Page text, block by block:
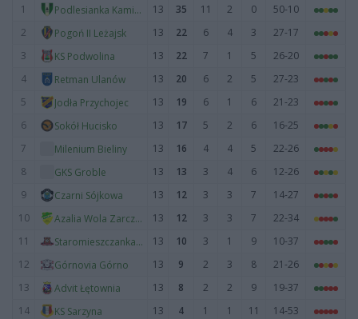
1 Podlesianka Kamień 13 35 11 2 0
50-10
2
Pogoń II Leżajsk 13 22 6 4 3
27-17
3
KS Podwolina 13 22 7 1 5
26-20
4
Retman Ulanów 13 20 6 2 5
27-23
5
Jodła Przychojec 13 19 6 1 6
21-23
6
Sokół Hucisko 13 17 5 2 6
16-25
7
Milenium Bieliny 13 16 4 4 5
22-26
8
GKS Groble 13 13 3 4 6
12-26
9
Czarni Sójkowa 13 12 3 3 7
14-27
10
Azalia Wola Zarczycka 13 12 3 3 7
22-34
11
Staromieszczanka Stare Miasto 13 10 3 1 9
10-37
12
Górnovia Górno 13 9 2 3 8
21-26
13
Advit Łętownia 13 8 2 2 9
19-37
14
KS Sarzyna 13 4 1 1 11 14-53